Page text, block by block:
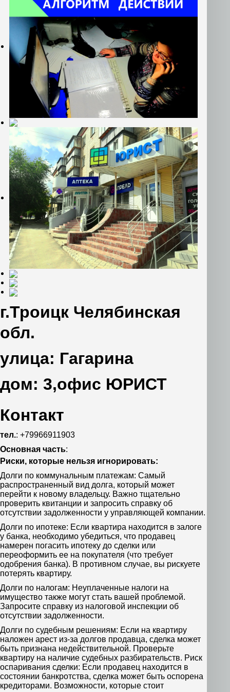
г.Троицк Челябинская
обл.
улица: Гагарина
дом: 3,офис ЮРИСТ
Контакт
тел.: +79966911903
Основная часть:
Риски, которые нельзя игнорировать:
Долги по коммунальным платежам: Самый
распространенный вид долга, который может
перейти к новому владельцу. Важно тщательно
проверить квитанции и запросить справку об
отсутствии задолженности у управляющей компании.
Долги по ипотеке: Если квартира находится в залоге
у банка, необходимо убедиться, что продавец
намерен погасить ипотеку до сделки или
переоформить ее на покупателя (что требует
одобрения банка). В противном случае, вы рискуете
потерять квартиру.
Долги по налогам: Неуплаченные налоги на
имущество также могут стать вашей проблемой.
Запросите справку из налоговой инспекции об
отсутствии задолженности.
Долги по судебным решениям: Если на квартиру
наложен арест из-за долгов продавца, сделка может
быть признана недействительной. Проверьте
квартиру на наличие судебных разбирательств. Риск
оспаривания сделки: Если продавец находится в
состоянии банкротства, сделка может быть оспорена
кредиторами. Возможности, которые стоит